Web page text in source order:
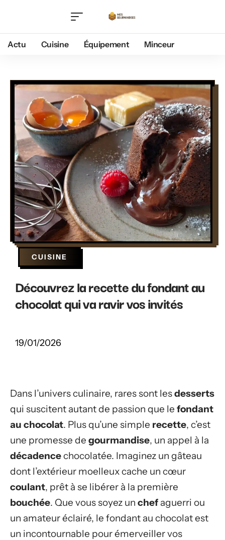
Actu Cuisine Équipement Minceur
CUISINE
Découvrez la recette du fondant au
chocolat qui va ravir vos invités
19/01/2026
Dans l’univers culinaire, rares sont lesdesserts
qui suscitent autant de passion que le fondant
au chocolat. Plus qu’une simple recette, c’est
une promesse de gourmandise, un appel à la
décadencechocolatée. Imaginez un gâteau
dont l’extérieur moelleux cache un cœur
coulant, prêt à se libérer à la première
bouchée. Que vous soyez un chef aguerri ou
un amateur éclairé, le fondant au chocolat est
un incontournable pour émerveiller vos